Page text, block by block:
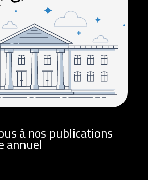
à nos publications
annuel